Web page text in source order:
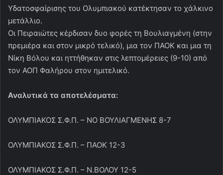
Υδατοσφαίρισης του Ολυμπιακού κατέκτησαν το χάλκινο
μετάλλιο.
Οι Πειραιώτες κέρδισαν δυο φορές τη Βουλιαγμένη (στην
πρεμιέρα και στον μικρό τελικό), μια τον ΠΑΟΚ και μια τη
Νίκη Βόλου και ηττήθηκαν στις λεπτομέρειες (9-10) από
τον ΑΟΠ Φαλήρου στον ημιτελικό.
Αναλυτικά τα αποτελέσματα:
ΟΛΥΜΠΙΑΚΟΣ Σ.Φ.Π. – ΝΟ ΒΟΥΛΙΑΓΜΕΝΗΣ 8-7
ΟΛΥΜΠΙΑΚΟΣ Σ.Φ.Π. – ΠΑΟΚ 12-3
ΟΛΥΜΠΙΑΚΟΣ Σ.Φ.Π. – Ν.ΒΟΛΟΥ 12-5